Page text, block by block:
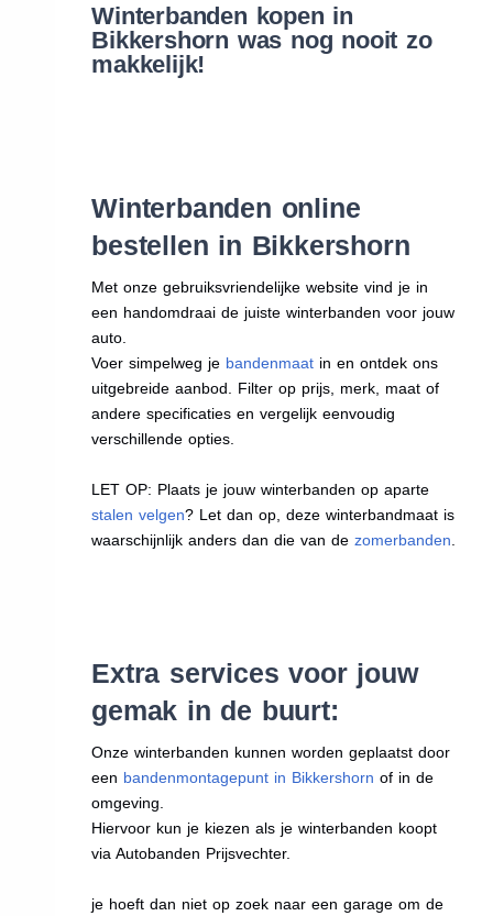
Winterbanden kopen in
Bikkershorn was nog nooit zo
makkelijk!
Winterbanden online
bestellen in Bikkershorn
Met onze gebruiksvriendelijke website vind je in
een handomdraai de juiste winterbanden voor jouw
auto.
Voer simpelweg je bandenmaat in en ontdek ons
uitgebreide aanbod. Filter op prijs, merk, maat of
andere specificaties en vergelijk eenvoudig
verschillende opties.
LET OP: Plaats je jouw winterbanden op aparte
stalen velgen? Let dan op, deze winterbandmaat is
waarschijnlijk anders dan die van dezomerbanden
Extra services voor jouw
gemak in de buurt:
Onze winterbanden kunnen worden geplaatst door
een bandenmontagepunt in Bikkershorn of in de
omgeving.
Hiervoor kun je kiezen als je winterbanden koopt
via Autobanden Prijsvechter.
je hoeft dan niet op zoek naar een garage om de